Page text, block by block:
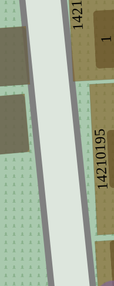
14210195
1